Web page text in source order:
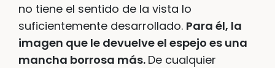
no tiene el sentido de la vista lo
suficientemente desarrollado. Para él, la
imagen que le devuelve el espejo es una
mancha borrosa más. De cualquier